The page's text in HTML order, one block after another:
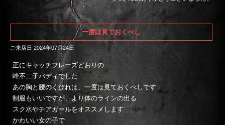
一度は見ておくべし
ご来店日 2024年07月24日
正にキャッチフレーズどおりの
峰不二子バディでした
あの胸と腰のくびれは、一度は見ておくべしです
制服もいいですが、より体のラインの出る
スク水やチアガールをオススメします
かわいい女の子で